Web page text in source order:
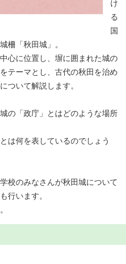
け
る
国
柵「秋田城」。
心に位置し、塀に囲まれた城の
テーマとし、古代の秋田を治め
ついて解説します。
の「政庁」とはどのような場所
は何を表しているのでしょう
校のみなさんが秋田城について
行います。